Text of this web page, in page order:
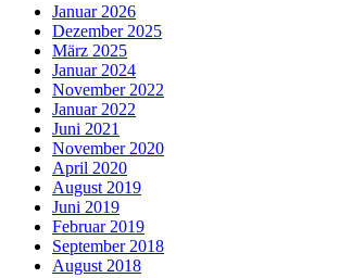
Januar 2026
Dezember 2025
März 2025
Januar 2024
November 2022
Januar 2022
Juni 2021
November 2020
April 2020
August 2019
Juni 2019
Februar 2019
September 2018
August 2018